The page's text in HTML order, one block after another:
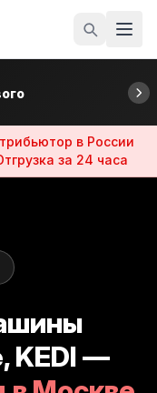
в России
за 24 часа
KEDI —